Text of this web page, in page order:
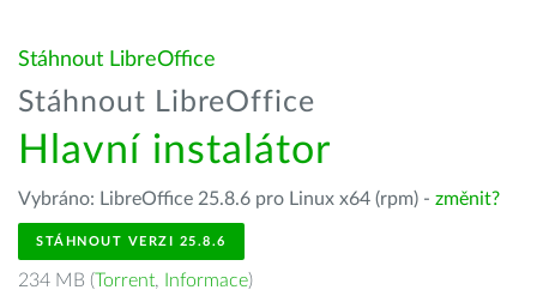
Stáhnout LibreOffice
Stáhnout LibreOffice
Hlavní instalátor
Vybráno: LibreOffice 25.8.6 pro Linux x64 (rpm) - změnit?
STÁHNOUT VERZI 25.8.6
234 MB (Torrent, Informace)